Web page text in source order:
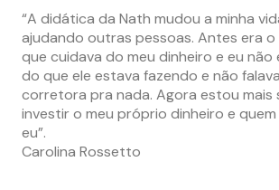
“A didática da Nath mudou a minha
ajudando outras pessoas. Antes era
que cuidava do meu dinheiro e eu não
do que ele estava fazendo e não
corretora pra nada. Agora estou mais
investir o meu próprio dinheiro e
eu”.
Carolina Rossetto